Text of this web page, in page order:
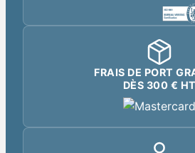
FRAIS DE PORT
DÈS 300 € HT